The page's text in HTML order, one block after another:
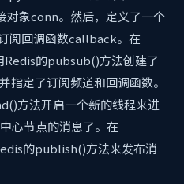
对象conn。然后，定义了一个
阅回调函数callback。在
的pubsub()方法创建了
定了订阅频道和回调函数。
方法开启一个新的线程来进
心节点的消息了。在
的publish()方法来发布消